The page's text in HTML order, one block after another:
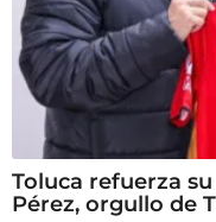
Toluca refuerza
Pérez, orgullo de